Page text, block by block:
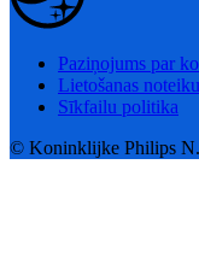
Paziņojums par
Lietošanas
Sīkfailu politika
© Koninklijke Philips